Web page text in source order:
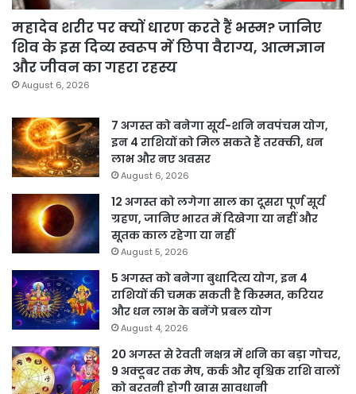
महादेव शरीर पर क्यों धारण करते हैं भस्म? जानिए
शिव के इस दिव्य स्वरूप में छिपा वैराग्य, आत्मज्ञान
और जीवन का गहरा रहस्य
August 6, 2026
7 अगस्त को बनेगा सूर्य-शनि नवपंचम योग,
इन 4 राशियों को मिल सकते हैं तरक्की, धन
लाभ और नए अवसर
August 6, 2026
12 अगस्त को लगेगा साल का दूसरा पूर्ण सूर्य
ग्रहण, जानिए भारत में दिखेगा या नहीं और
सूतक काल रहेगा या नहीं
August 5, 2026
5 अगस्त को बनेगा बुधादित्य योग, इन 4
राशियों की चमक सकती है किस्मत, करियर
और धन लाभ के बनेंगे प्रबल योग
August 4, 2026
20 अगस्त से रेवती नक्षत्र में शनि का बड़ा गोचर,
9 अक्टूबर तक मेष, कर्क और वृश्चिक राशि वालों
को बरतनी होगी खास सावधानी